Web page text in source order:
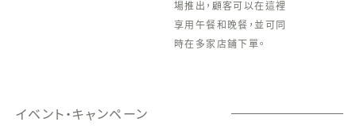
場推出，顧客可以在這裡
享用午餐和晚餐，並可同
時在多家店鋪下單。
イベント・キャンペーン